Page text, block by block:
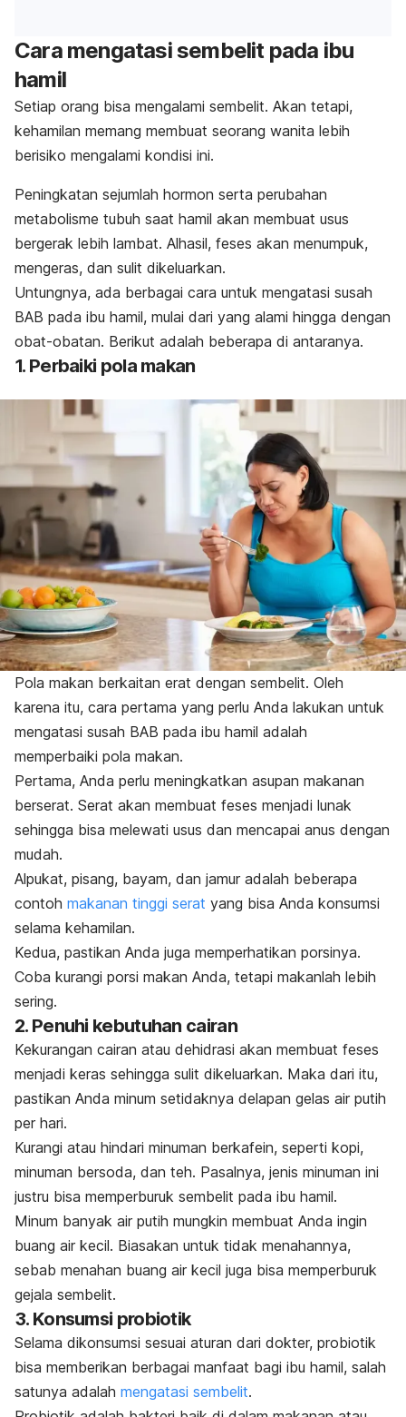
Cara mengatasi sembelit pada ibu
hamil
Setiap orang bisa mengalami sembelit. Akan tetapi,
kehamilan memang membuat seorang wanita lebih
berisiko mengalami kondisi ini.
Peningkatan sejumlah hormon serta perubahan
metabolisme tubuh saat hamil akan membuat usus
bergerak lebih lambat. Alhasil, feses akan menumpuk,
mengeras, dan sulit dikeluarkan.
Untungnya, ada berbagai cara untuk mengatasi susah
BAB pada ibu hamil, mulai dari yang alami hingga dengan
obat-obatan. Berikut adalah beberapa di antaranya.
1. Perbaiki pola makan
Pola makan berkaitan erat dengan sembelit. Oleh
karena itu, cara pertama yang perlu Anda lakukan untuk
mengatasi susah BAB pada ibu hamil adalah
memperbaiki pola makan.
Pertama, Anda perlu meningkatkan asupan makanan
berserat. Serat akan membuat feses menjadi lunak
sehingga bisa melewati usus dan mencapai anus dengan
mudah.
Alpukat, pisang, bayam, dan jamur adalah beberapa
contoh makanan tinggi serat yang bisa Anda konsumsi
selama kehamilan.
Kedua, pastikan Anda juga memperhatikan porsinya.
Coba kurangi porsi makan Anda, tetapi makanlah lebih
sering.
2. Penuhi kebutuhan cairan
Kekurangan cairan atau dehidrasi akan membuat feses
menjadi keras sehingga sulit dikeluarkan. Maka dari itu,
pastikan Anda minum setidaknya delapan gelas air putih
per hari.
Kurangi atau hindari minuman berkafein, seperti kopi,
minuman bersoda, dan teh. Pasalnya, jenis minuman ini
justru bisa memperburuk sembelit pada ibu hamil.
Minum banyak air putih mungkin membuat Anda ingin
buang air kecil. Biasakan untuk tidak menahannya,
sebab menahan buang air kecil juga bisa memperburuk
gejala sembelit.
3. Konsumsi probiotik
Selama dikonsumsi sesuai aturan dari dokter, probiotik
bisa memberikan berbagai manfaat bagi ibu hamil, salah
satunya adalah mengatasi sembelit.